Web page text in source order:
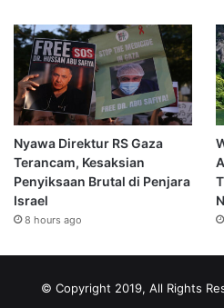
Nyawa Direktur RS Gaza
Terancam, Kesaksian
Penyiksaan Brutal di Penjara
Israel
8 hours ago
© Copyright 2019, All Rights